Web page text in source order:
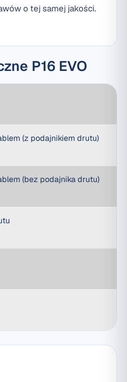
o tej samej jakości.
P16 EVO
(z podajnikiem drutu)
(bez podajnika drutu)